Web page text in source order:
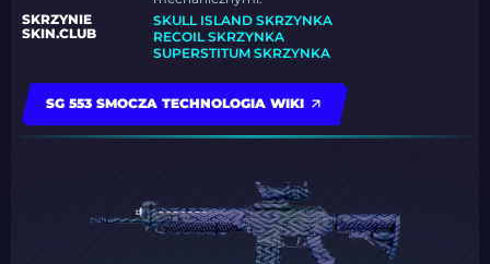
SKRZYNIE
SKIN.CLUB
SKULL ISLAND SKRZYNKA
RECOIL SKRZYNKA
SUPERSTITUM SKRZYNKA
SG 553 SMOCZA TECHNOLOGIA WIKI